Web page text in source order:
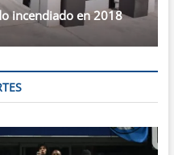
incendiado en 2018